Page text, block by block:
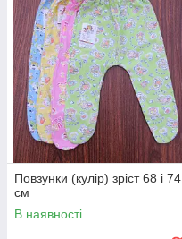
Повзунки (кулір) зріст 68 і 74
см
В наявності